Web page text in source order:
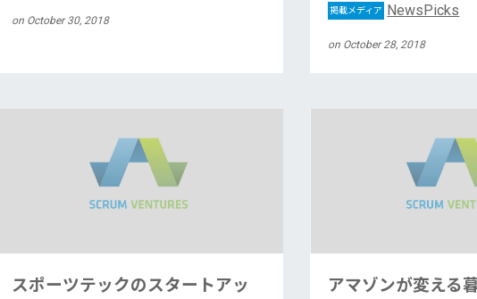
on October 30, 2018
掲載メディア NewsPicks
on October 28, 2018
スポーツテックのスタートアッ
アマゾンが変える